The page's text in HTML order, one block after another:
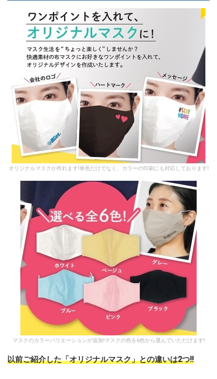
オリジナルマスクが作れます!単色だけでなく、カラーの印刷にも対応しております!
マスクのカラーバリエーションが追加!マスクの色を6色から選んでいただけます!
以前ご紹介した「オリジナルマスク」との違いは2つ!!